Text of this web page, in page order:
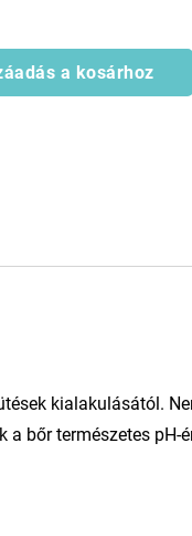
a kosárhoz
kialakulásától.
bőr természetes pH-